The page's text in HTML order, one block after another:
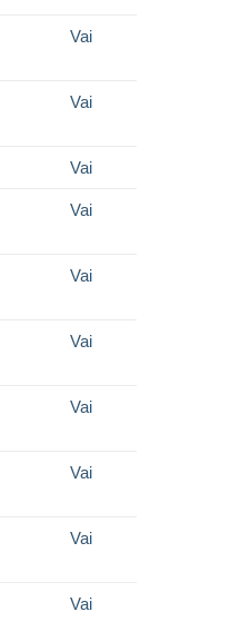
Vai
Vai
Vai
Vai
Vai
Vai
Vai
Vai
Vai
Vai